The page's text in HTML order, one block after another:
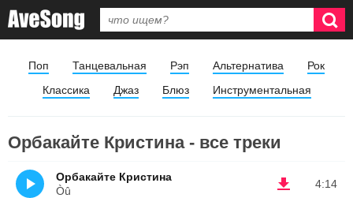
Поп Танцевальная Рэп Альтернатива
Рок
Классика
Джаз Блюз Инструментальная
Орбакайте Кристина - все треки
4:14
Орбакайте Кристина
Òû